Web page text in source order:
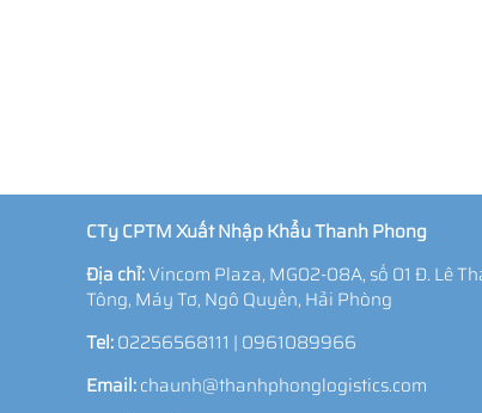
CTy CPTM Xuất Nhập Khẩu Thanh Phong
Địa chỉ:Vincom Plaza, MG02-08A, số 01 Đ. Lê
Tông, Máy Tơ, Ngô Quyền, Hải Phòng
Tel:02256568111 | 0961089966
Email:chaunh@thanhphonglogistics.com